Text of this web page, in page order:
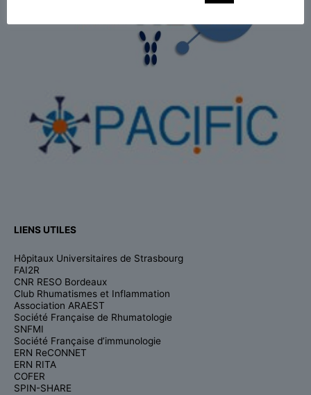
LIENS UTILES
Hôpitaux Universitaires de Strasbourg
FAI2R
CNR RESO Bordeaux
Club Rhumatismes et Inflammation
Association ARAEST
Société Française de Rhumatologie
SNFMI
Société Française d’immunologie
ERN ReCONNET
ERN RITA
COFER
SPIN-SHARE